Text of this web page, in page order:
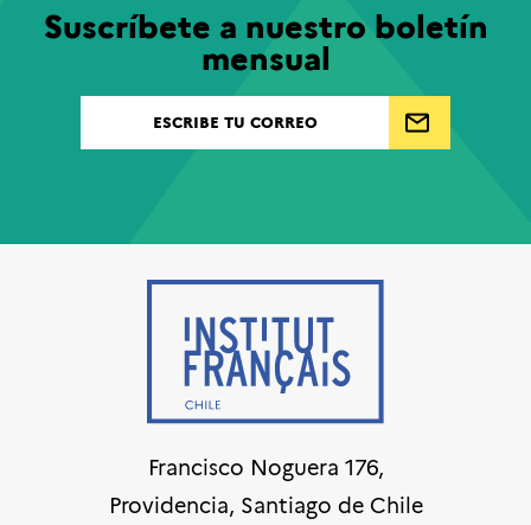
Suscríbete a nuestro boletín
mensual
Francisco Noguera 176,
Providencia, Santiago de Chile